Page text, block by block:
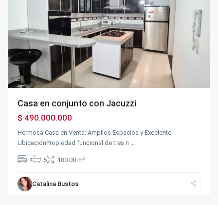
Previous Next
Casa en conjunto con Jacuzzi
$ 490.000.000
Hermosa Casa en Venta: Amplios Espacios y Excelente
UbicaciónPropiedad funcional de tres n ...
4 5 180.00 m2
Catalina Bustos
BOSACHOQUE